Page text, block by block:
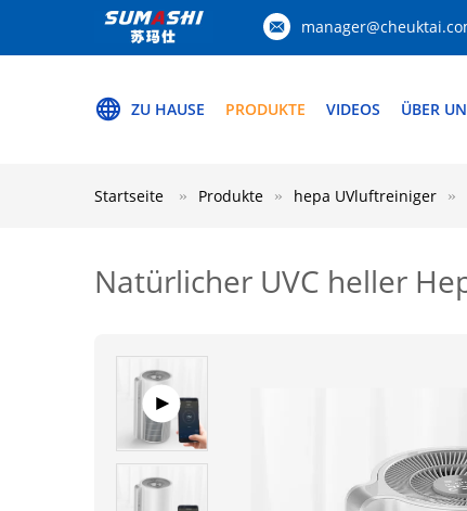
ZU HAUSE PRODUKTE VIDEOS ÜBER
Startseite Produkte hepa UVluftreiniger
Natürlicher UVC heller